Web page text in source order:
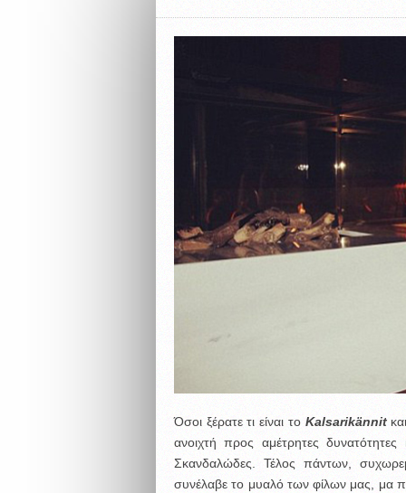
Όσοι ξέρατε τι είναι το Kalsarikännit
ανοιχτή προς αμέτρητες
Σκανδαλώδες. Τέλος πάντων,
συνέλαβε το μυαλό των φίλων μας, μα